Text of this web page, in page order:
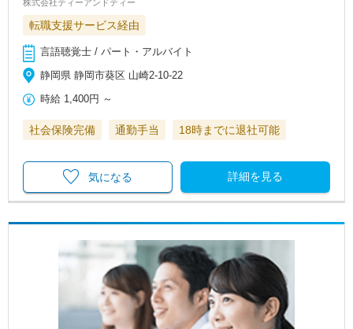
株式会社ティーアンドティー
転職支援サービス経由
言語聴覚士 / パート・アルバイト
静岡県 静岡市葵区 山崎2-10-22
時給 1,400円 ～
社会保険完備 通勤手当 18時までに退社可能
詳細を見る
気になる